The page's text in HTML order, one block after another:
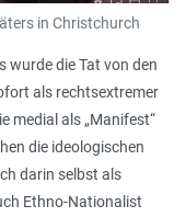
in Christchurch
wurde die Tat von den
als rechtsextremer
medial als „Manifest“
die ideologischen
darin selbst als
Ethno-Nationalist